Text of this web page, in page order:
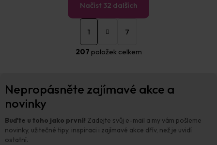
O
l
á
í
v
k
Načíst 32 dalších
t
á
n
á
n
1 7
207 položek celkem
Nepropásněte zajímavé akce a
novinky
Buďte u toho jako první! Zadejte svůj e-mail a my vám pošleme
novinky, užitečné tipy, inspiraci i zajímavé akce dřív, než je uvidí
ostatní.